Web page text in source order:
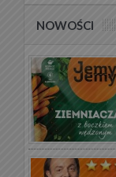
NOWOŚCI